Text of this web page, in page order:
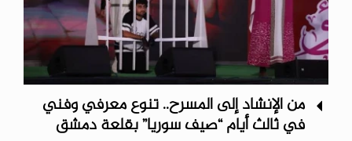
من الإنشاد إلى المسرح.. تنوع معرفي وفني
في ثالث أيام “صيف سوريا” ‏بقلعة دمشق